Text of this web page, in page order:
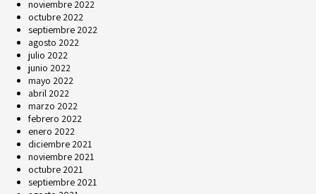
noviembre 2022
octubre 2022
septiembre 2022
agosto 2022
julio 2022
junio 2022
mayo 2022
abril 2022
marzo 2022
febrero 2022
enero 2022
diciembre 2021
noviembre 2021
octubre 2021
septiembre 2021